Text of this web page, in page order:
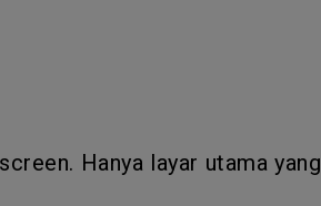
Hanya layar utama